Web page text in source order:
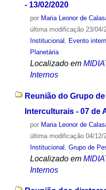
- 13/02/2020
por Maria Leonor de
última modificação23/04/
Institucional , Evento
Planetária
Localizado em
Internos
Reunião do Grupo
Interculturais - 07 de
por Maria Leonor de
última modificação04/12/
Institucional Grupo de
Localizado em
Internos